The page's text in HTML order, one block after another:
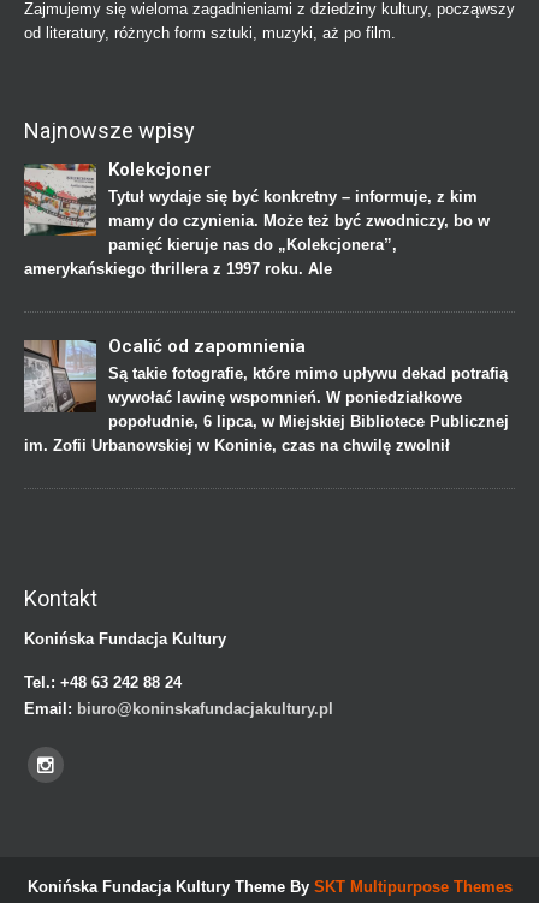
Zajmujemy się wieloma zagadnieniami z dziedziny kultury, począwszy
od literatury, różnych form sztuki, muzyki, aż po film.
Najnowsze wpisy
Kolekcjoner
Tytuł wydaje się być konkretny – informuje, z kim
mamy do czynienia. Może też być zwodniczy, bo w
pamięć kieruje nas do „Kolekcjonera”,
amerykańskiego thrillera z 1997 roku. Ale
Ocalić od zapomnienia
Są takie fotografie, które mimo upływu dekad potrafią
wywołać lawinę wspomnień. W poniedziałkowe
popołudnie, 6 lipca, w Miejskiej Bibliotece Publicznej
im. Zofii Urbanowskiej w Koninie, czas na chwilę zwolnił
Kontakt
Konińska Fundacja Kultury
Tel.: +48 63 242 88 24
Email: biuro@koninskafundacjakultury.pl
Konińska Fundacja Kultury Theme By SKT Multipurpose Themes